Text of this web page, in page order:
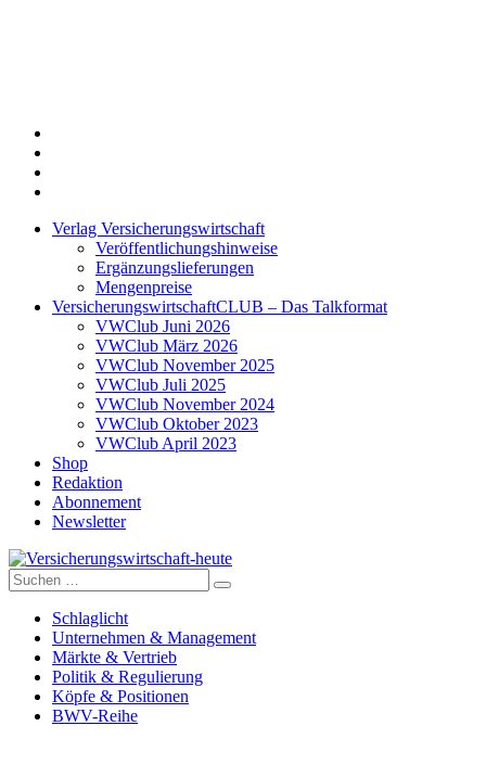
Verlag Versicherungswirtschaft
Veröffentlichungshinweise
Ergänzungslieferungen
Mengenpreise
VersicherungswirtschaftCLUB – Das Talkformat
VWClub Juni 2026
VWClub März 2026
VWClub November 2025
VWClub Juli 2025
VWClub November 2024
VWClub Oktober 2023
VWClub April 2023
Shop
Redaktion
Abonnement
Newsletter
Versicherungswirtschaft-heute
Suche
nach:
Schlaglicht
Unternehmen & Management
Märkte & Vertrieb
Politik & Regulierung
Köpfe & Positionen
BWV-Reihe